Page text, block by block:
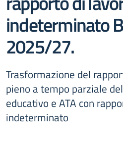
indeterminato
2025/27.
Trasformazione del
pieno a tempo parziale
educativo e ATA con
indeterminato